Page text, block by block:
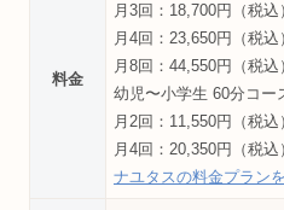
料金
月3回：18,700円（税込
月4回：23,650円（税込
月8回：44,550円（税込
幼児〜小学生 60分コー
月2回：11,550円（税込
月4回：20,350円（税込
ナユタスの料金プラン